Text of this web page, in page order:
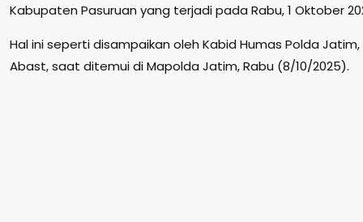
Kabupaten Pasuruan yang terjadi pada Rabu, 1 Oktober
Hal ini seperti disampaikan oleh Kabid Humas Polda
Abast, saat ditemui di Mapolda Jatim, Rabu (8/10/2025).